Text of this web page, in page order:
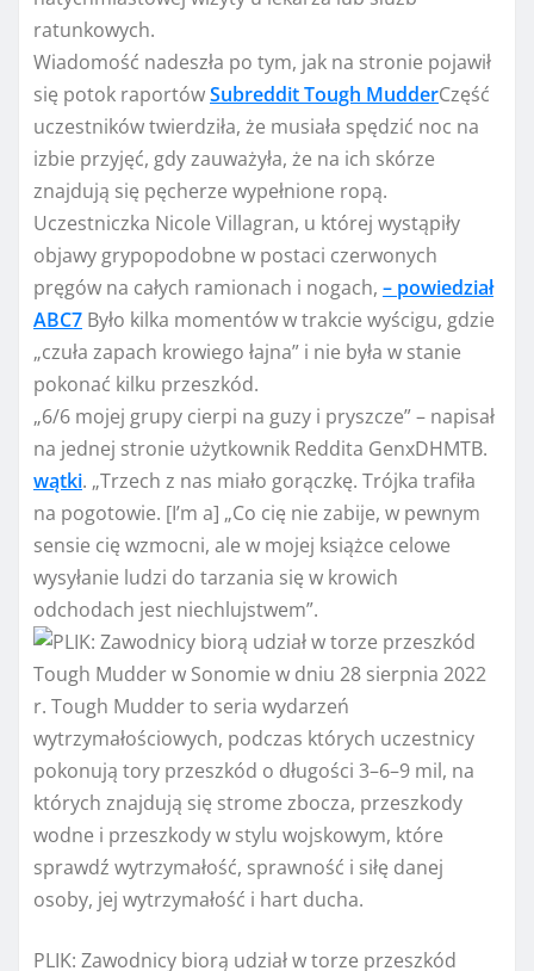
ratunkowych.
Wiadomość nadeszła po tym, jak na stronie pojawił
się potok raportówSubreddit Tough MudderCzęść
uczestników twierdziła, że ​​musiała spędzić noc na
izbie przyjęć, gdy zauważyła, że ​​na ich skórze
znajdują się pęcherze wypełnione ropą.
Uczestniczka Nicole Villagran, u której wystąpiły
objawy grypopodobne w postaci czerwonych
pręgów na całych ramionach i nogach, – powiedział
ABC7 Było kilka momentów w trakcie wyścigu, gdzie
„czuła zapach krowiego łajna” i nie była w stanie
pokonać kilku przeszkód.
„6/6 mojej grupy cierpi na guzy i pryszcze” – napisał
na jednej stronie użytkownik Reddita GenxDHMTB.
wątki. „Trzech z nas miało gorączkę. Trójka trafiła
na pogotowie. [I’m a] „Co cię nie zabije, w pewnym
sensie cię wzmocni, ale w mojej książce celowe
wysyłanie ludzi do tarzania się w krowich
odchodach jest niechlujstwem”.
PLIK: Zawodnicy biorą udział w torze przeszkód